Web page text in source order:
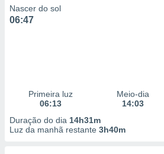
Nascer do sol
06:47
Primeira luz
06:13
Meio-dia
14:03
Duração do dia 14h31m
Luz da manhã restante 3h40m